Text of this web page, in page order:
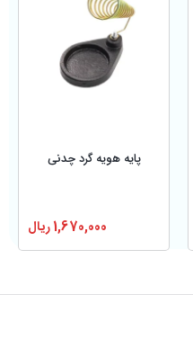
پایه هویه گرد چدنی
1,670,000ریال